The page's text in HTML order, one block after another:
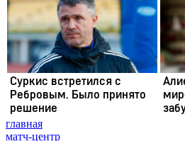
главная
матч-центр